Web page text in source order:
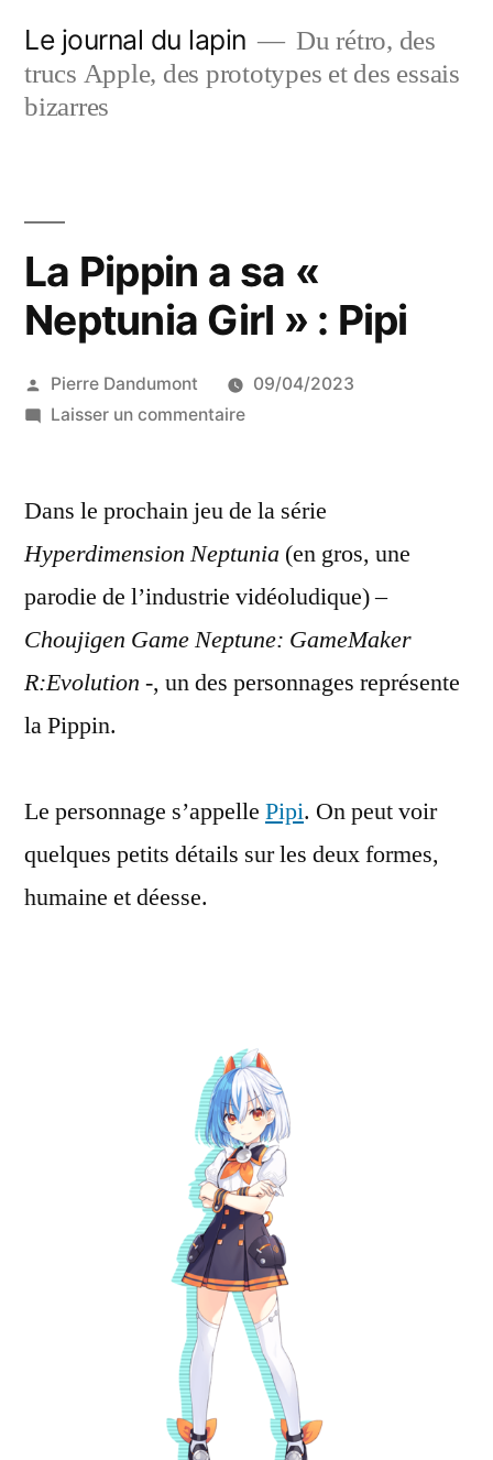
contenu
Le journal du lapin
Du rétro, des
trucs Apple, des prototypes et des essais
bizarres
La Pippin a sa «
Neptunia Girl » : Pipi
Publié
par
Pierre Dandumont
09/04/2023
Laisser un commentairesur
a
«
Neptunia
:
Dans le prochain jeu de la série
Hyperdimension Neptunia (en gros, une
parodie de l’industrie vidéoludique) –
Choujigen Game Neptune: GameMaker
R:Evolution -, un des personnages représente
la Pippin.
Le personnage s’appelle Pipi. On peut voir
quelques petits détails sur les deux formes,
humaine et déesse.